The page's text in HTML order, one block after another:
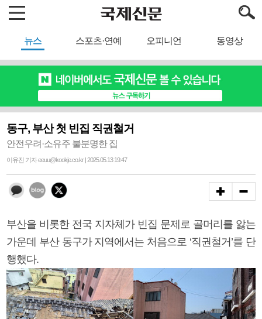
뉴스 스포츠·연예 오피니언 동영상
동구, 부산 첫 빈집 직권철거
안전우려·소유주 불분명한 집
이유진 기자 eeuu@kookje.co.kr | 2025.05.13 19:47
부산을 비롯한 전국 지자체가 빈집 문제로 골머리를 앓는
가운데 부산 동구가 지역에서는 처음으로 ‘직권철거’를 단
행했다.